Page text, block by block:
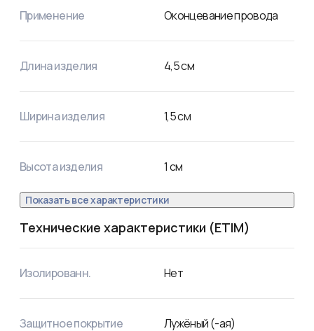
Применение Оконцевание провода
Длина изделия 4,5см
Ширина изделия 1,5см
Высота изделия 1см
Показать все характеристики
Технические характеристики (ETIM)
Изолированн. Нет
Защитное покрытие
Лужёный (-ая)